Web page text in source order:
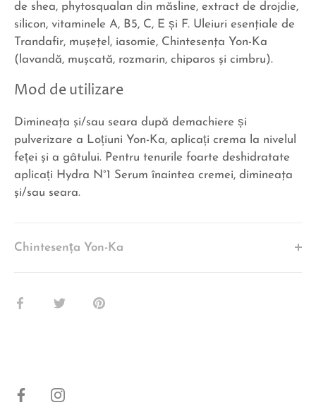
de shea, phytosqualan din măsline, extract de drojdie,
silicon, vitaminele A, B5, C, E și F. Uleiuri esenţiale de
Trandafir, muşeţel, iasomie, Chintesenţa Yon-Ka
(lavandă, muşcată, rozmarin, chiparos şi cimbru).
Mod de utilizare
Dimineaţa şi/sau seara după demachiere și
pulverizare a Loțiuni Yon-Ka, aplicați crema la nivelul
feței şi a gâtului. Pentru tenurile foarte deshidratate
aplicați Hydra N°1 Serum înaintea cremei, dimineaţa
şi/sau seara.
Chintesența Yon-Ka
Share
Share
Pin